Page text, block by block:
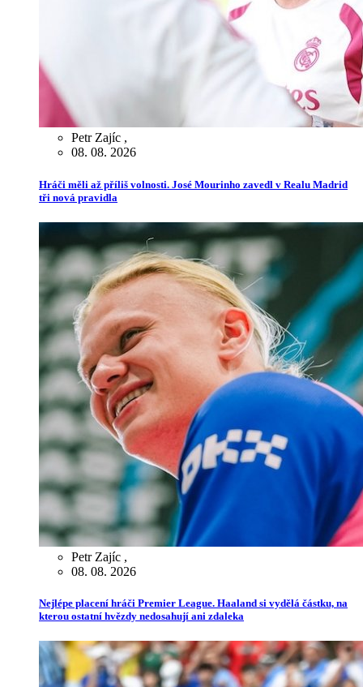
Petr Zajíc ,
08. 08. 2026
Hráči měli až příliš volnosti. José Mourinho zavedl v Realu Madrid
tři nová pravidla
Petr Zajíc ,
08. 08. 2026
Nejlépe placení hráči Premier League. Haaland si vydělá částku, na
kterou ostatní hvězdy nedosahují ani zdaleka